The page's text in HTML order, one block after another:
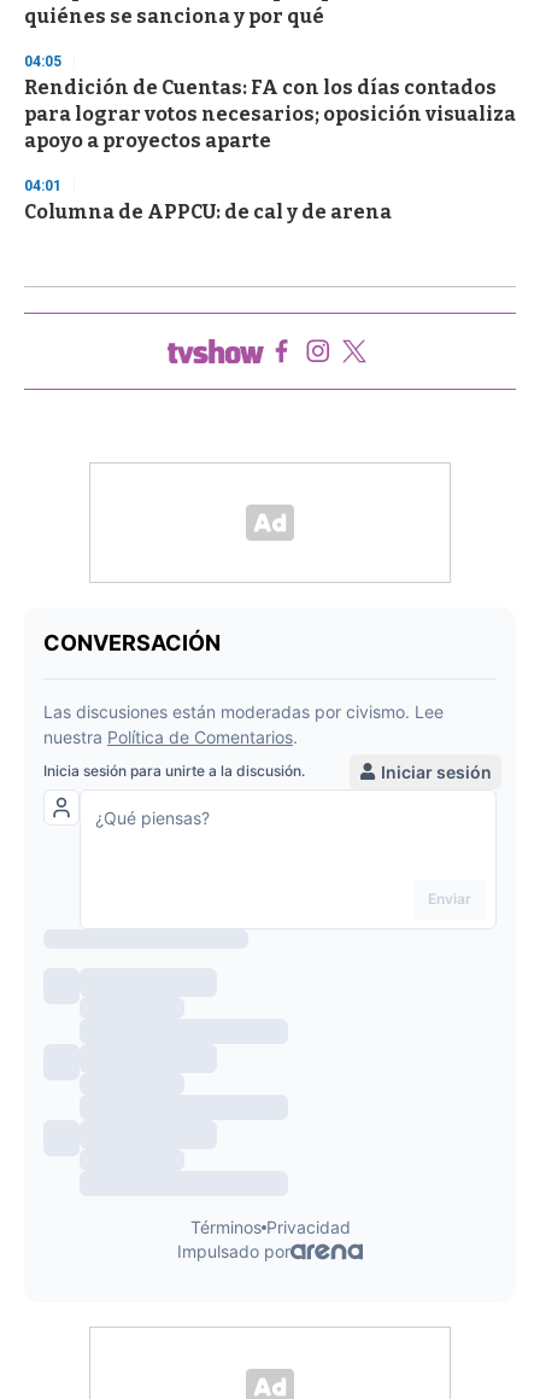
quiénes se sanciona y por qué
04:05
Rendición de Cuentas: FA con los días contados
para lograr votos necesarios; oposición visualiza
apoyo a proyectos aparte
04:01
Columna de APPCU: de cal y de arena